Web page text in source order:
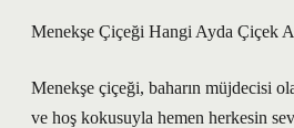
Menekşe Çiçeği Hangi Ayda Çiçek
Menekşe çiçeği, baharın müjdecisi
ve hoş kokusuyla hemen herkesin